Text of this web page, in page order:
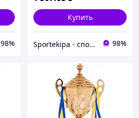
98%
Купить
Sportekipa - спортивні товари 98%